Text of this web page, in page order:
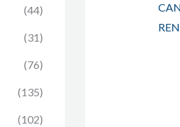
(44)
(31)
(76)
(135)
(102)